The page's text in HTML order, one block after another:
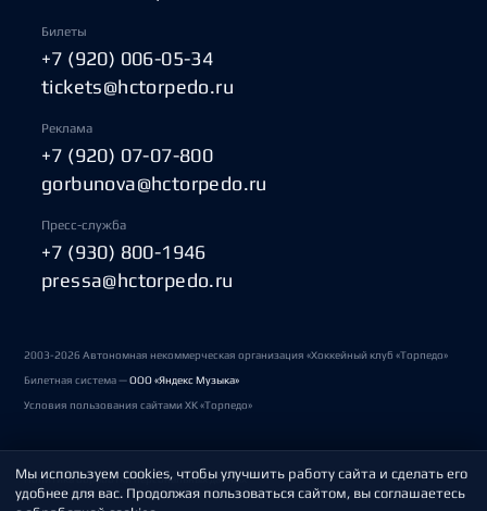
Билеты
+7 (920) 006-05-34
tickets@hctorpedo.ru
Реклама
+7 (920) 07-07-800
gorbunova@hctorpedo.ru
Пресс-служба
+7 (930) 800-1946
pressa@hctorpedo.ru
2003-2026 Автономная некоммерческая организация «Хоккейный клуб «Торпедо»
Билетная система —ООО «Яндекс Музыка»
Условия пользования сайтами ХК «Торпедо»
Политика обработки персональных данных
Мы используем cookies, чтобы улучшить работу сайта и сделать его
удобнее для вас. Продолжая пользоваться сайтом, вы соглашаетесь